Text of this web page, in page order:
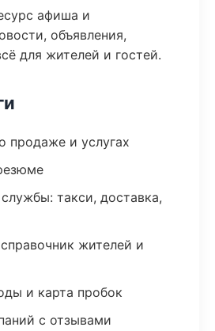
афиша и
объявления,
для жителей и гостей.
продаже и услугах
такси, доставка,
жителей и
и карта пробок
с отзывами